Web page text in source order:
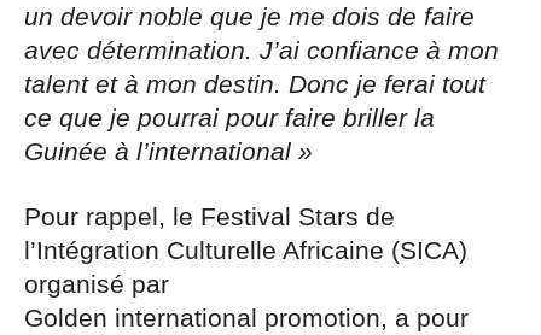
un devoir noble que je me dois de faire
avec détermination. J’ai confiance à mon
talent et à mon destin. Donc je ferai tout
ce que je pourrai pour faire briller la
Guinée à l’international »
Pour rappel, le Festival Stars de
l’Intégration Culturelle Africaine (SICA)
organisé par
Golden international promotion, a pour